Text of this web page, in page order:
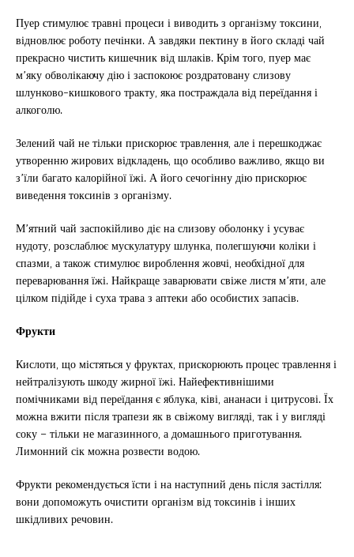
Пуер стимулює травні процеси і виводить з організму токсини,
відновлює роботу печінки. А завдяки пектину в його складі чай
прекрасно чистить кишечник від шлаків. Крім того, пуер має
м’яку обволікаючу дію і заспокоює роздратовану слизову
шлунково-кишкового тракту, яка постраждала від переїдання і
алкоголю.
Зелений чай не тільки прискорює травлення, але і перешкоджає
утворенню жирових відкладень, що особливо важливо, якщо ви
з’їли багато калорійної їжі. А його сечогінну дію прискорює
виведення токсинів з організму.
М’ятний чай заспокійливо діє на слизову оболонку і усуває
нудоту, розслаблює мускулатуру шлунка, полегшуючи коліки і
спазми, а також стимулює вироблення жовчі, необхідної для
переварювання їжі. Найкраще заварювати свіже листя м’яти, але
цілком підійде і суха трава з аптеки або особистих запасів.
Фрукти
Кислоти, що містяться у фруктах, прискорюють процес травлення і
нейтралізують шкоду жирної їжі. Найефективнішими
помічниками від переїдання є яблука, ківі, ананаси і цитрусові. Їх
можна вжити після трапези як в свіжому вигляді, так і у вигляді
соку – тільки не магазинного, а домашнього приготування.
Лимонний сік можна розвести водою.
Фрукти рекомендується їсти і на наступний день після застілля:
вони допоможуть очистити організм від токсинів і інших
шкідливих речовин.